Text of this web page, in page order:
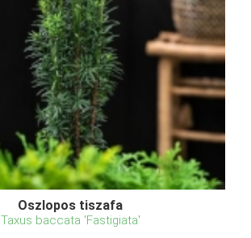
Oszlopos tiszafa
Taxus baccata 'Fastigiata'